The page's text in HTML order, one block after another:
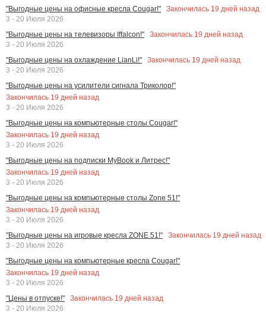
"Выгодные цены на офисные кресла Cougar!" Закончилась 19 дней назад
3 - 20 Июля 2026
"Выгодные цены на телевизоры Iffalcon!"
Закончилась 19 дней назад
3 - 20 Июля 2026
"Выгодные цены на охлаждение LianLi!"
Закончилась 19 дней назад
3 - 20 Июля 2026
"Выгодные цены на усилители сигнала Триколор!"
Закончилась 19 дней назад
3 - 20 Июля 2026
"Выгодные цены на компьютерные столы Cougar!"
Закончилась 19 дней назад
3 - 20 Июля 2026
"Выгодные цены на подписки MyBook и Литрес!"
Закончилась 19 дней назад
3 - 20 Июля 2026
"Выгодные цены на компьютерные столы Zone 51!"
Закончилась 19 дней назад
3 - 20 Июля 2026
"Выгодные цены на игровые кресла ZONE 51!"
Закончилась 19 дней назад
3 - 20 Июля 2026
"Выгодные цены на компьютерные кресла Cougar!"
Закончилась 19 дней назад
3 - 20 Июля 2026
"Цены в отпуске!"
Закончилась 19 дней назад
3 - 20 Июля 2026